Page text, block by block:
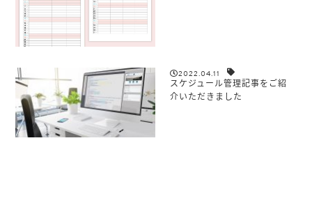
2022.04.11
スケジュール管理記事をご紹
介いただきました